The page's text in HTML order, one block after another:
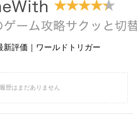
新評価｜ワールドトリガー